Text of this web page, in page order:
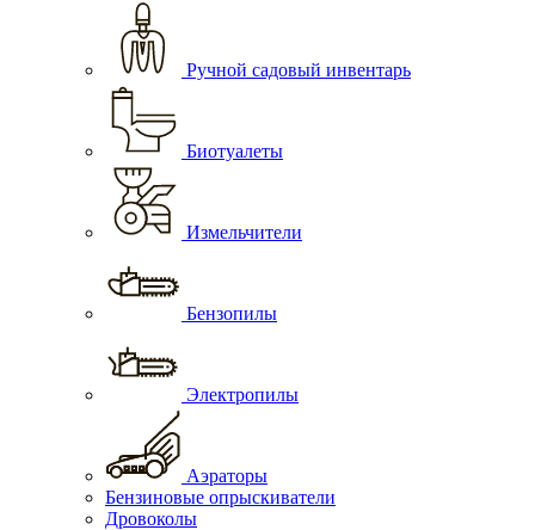
Ручной садовый инвентарь
Биотуалеты
Измельчители
Бензопилы
Электропилы
Аэраторы
Бензиновые опрыскиватели
Дровоколы